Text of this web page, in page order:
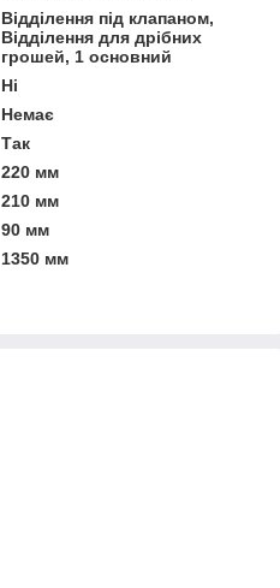
Відділення під клапаном,
Відділення для дрібних
грошей, 1 основний
Ні
Немає
Так
220 мм
210 мм
90 мм
1350 мм